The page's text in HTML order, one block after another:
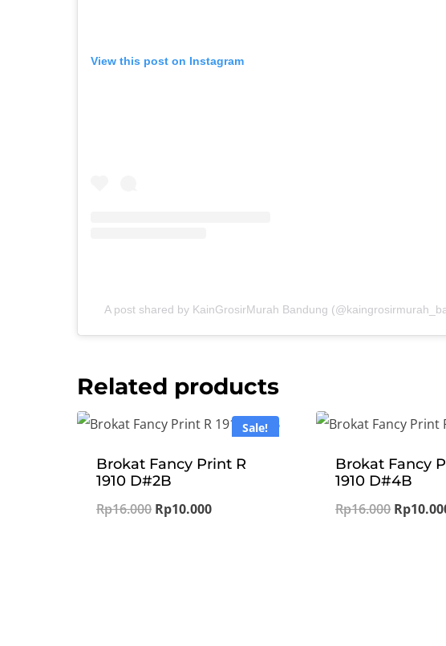
View this post on Instagram
A post shared by KainGrosirMurah Bandung
Related products
Sale!
Brokat Fancy Print R
1910 D#2B
Rp16.000 Original
Rp10.000Current
Brokat Fancy
1910 D#4B
Rp16.000 Original
Rp